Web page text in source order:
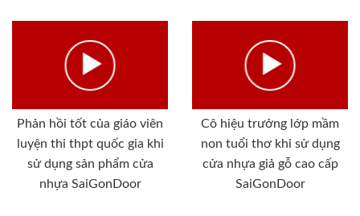
Phản hồi tốt của giáo viên
luyện thi thpt quốc gia khi
sử dụng sản phẩm cửa
nhựa SaiGonDoor
Cô hiệu trưởng lớp mầm
non tuổi thơ khi sử dụng
cửa nhựa giả gỗ cao cấp
SaiGonDoor